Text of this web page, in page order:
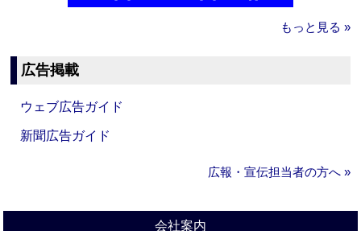
もっと見る »
広告掲載
ウェブ広告ガイド
新聞広告ガイド
広報・宣伝担当者の方へ »
会社案内